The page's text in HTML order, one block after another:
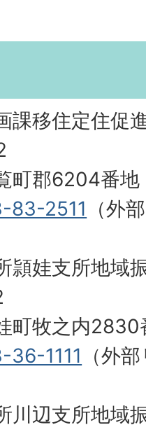
課移住定住促
町郡6204番地
83-2511 （外
頴娃支所地域
町牧之内2830
36-1111 （外
川辺支所地域